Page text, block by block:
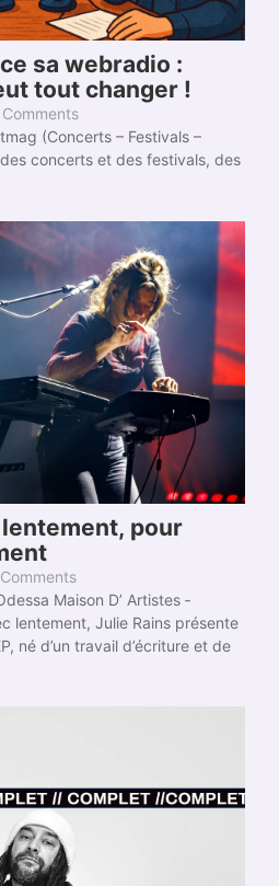
sa webradio :
tout changer !
(Concerts – Festivals –
concerts et des festivals, des
pour
Maison D’ Artistes
lentement, Julie Rains présente
né d’un travail d’écriture et de